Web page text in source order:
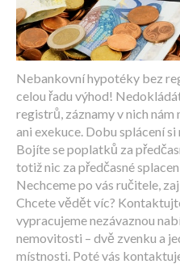
Nebankovní hypotéky bez
celou řadu výhod!
registrů, záznamy v nich
ani exekuce. Dobu splácení
Bojíte se poplatků za
totiž nic za předčasné
Nechceme po vás ručitele,
Chcete vědět víc?
vypracujeme nezávaznou
nemovitosti – dvě zvenku a
místnosti. Poté vás